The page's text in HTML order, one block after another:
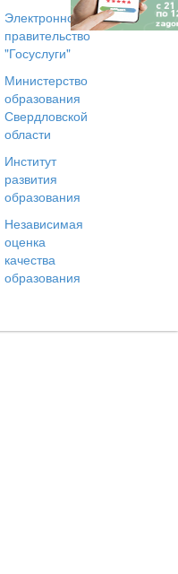
Электронное
правительство
"Госуслуги"
Министерство
образования
Свердловской
области
Институт
развития
образования
Независимая
оценка
качества
образования